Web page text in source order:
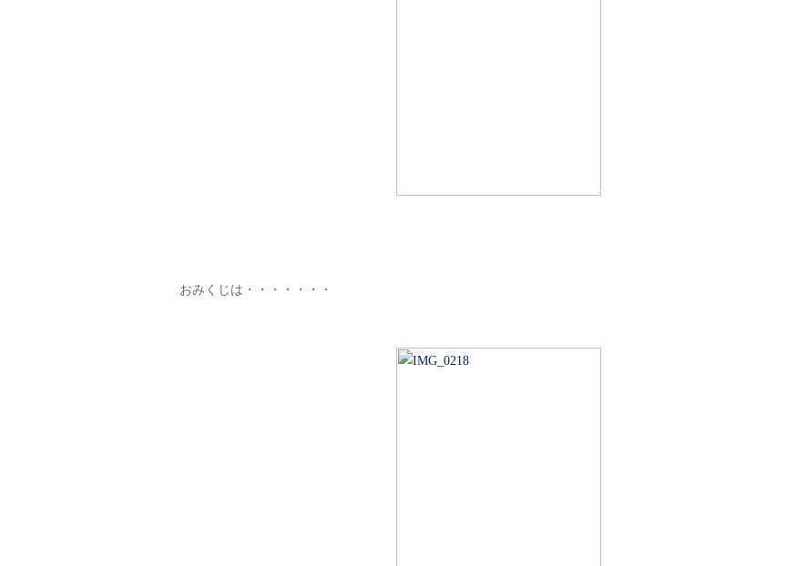
おみくじは・・・・・・・